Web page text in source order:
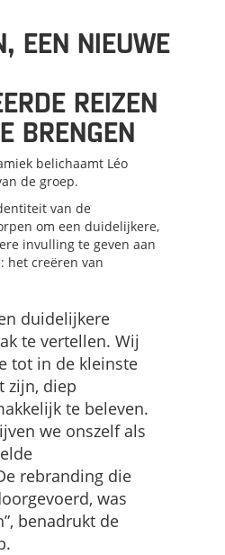
EEN NIEUWE
REIZEN
BRENGEN
belichaamt Léo
de groep.
van de
om een duidelijkere,
invulling te geven aan
het creëren van
duidelijkere
te vertellen. Wij
tot in de kleinste
zijn, diep
te beleven.
we onszelf als
rebranding die
was
benadrukt de